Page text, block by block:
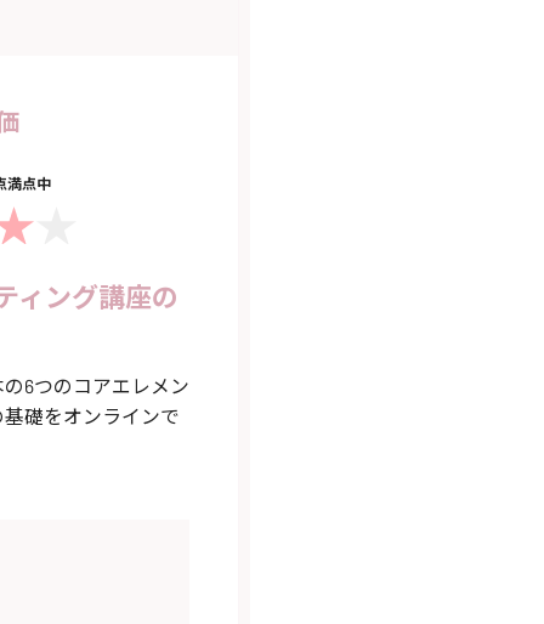
満点中
ィング講座の
6つのコアエレメン
礎をオンラインで